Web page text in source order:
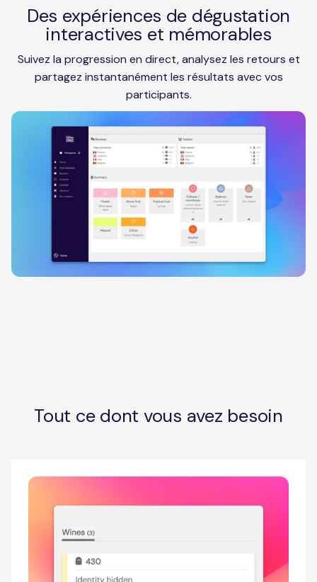
Des expériences de dégustation
interactives et mémorables
Suivez la progression en direct, analysez les retours et
partagez instantanément les résultats avec vos
participants.
Tout ce dont vous avez besoin